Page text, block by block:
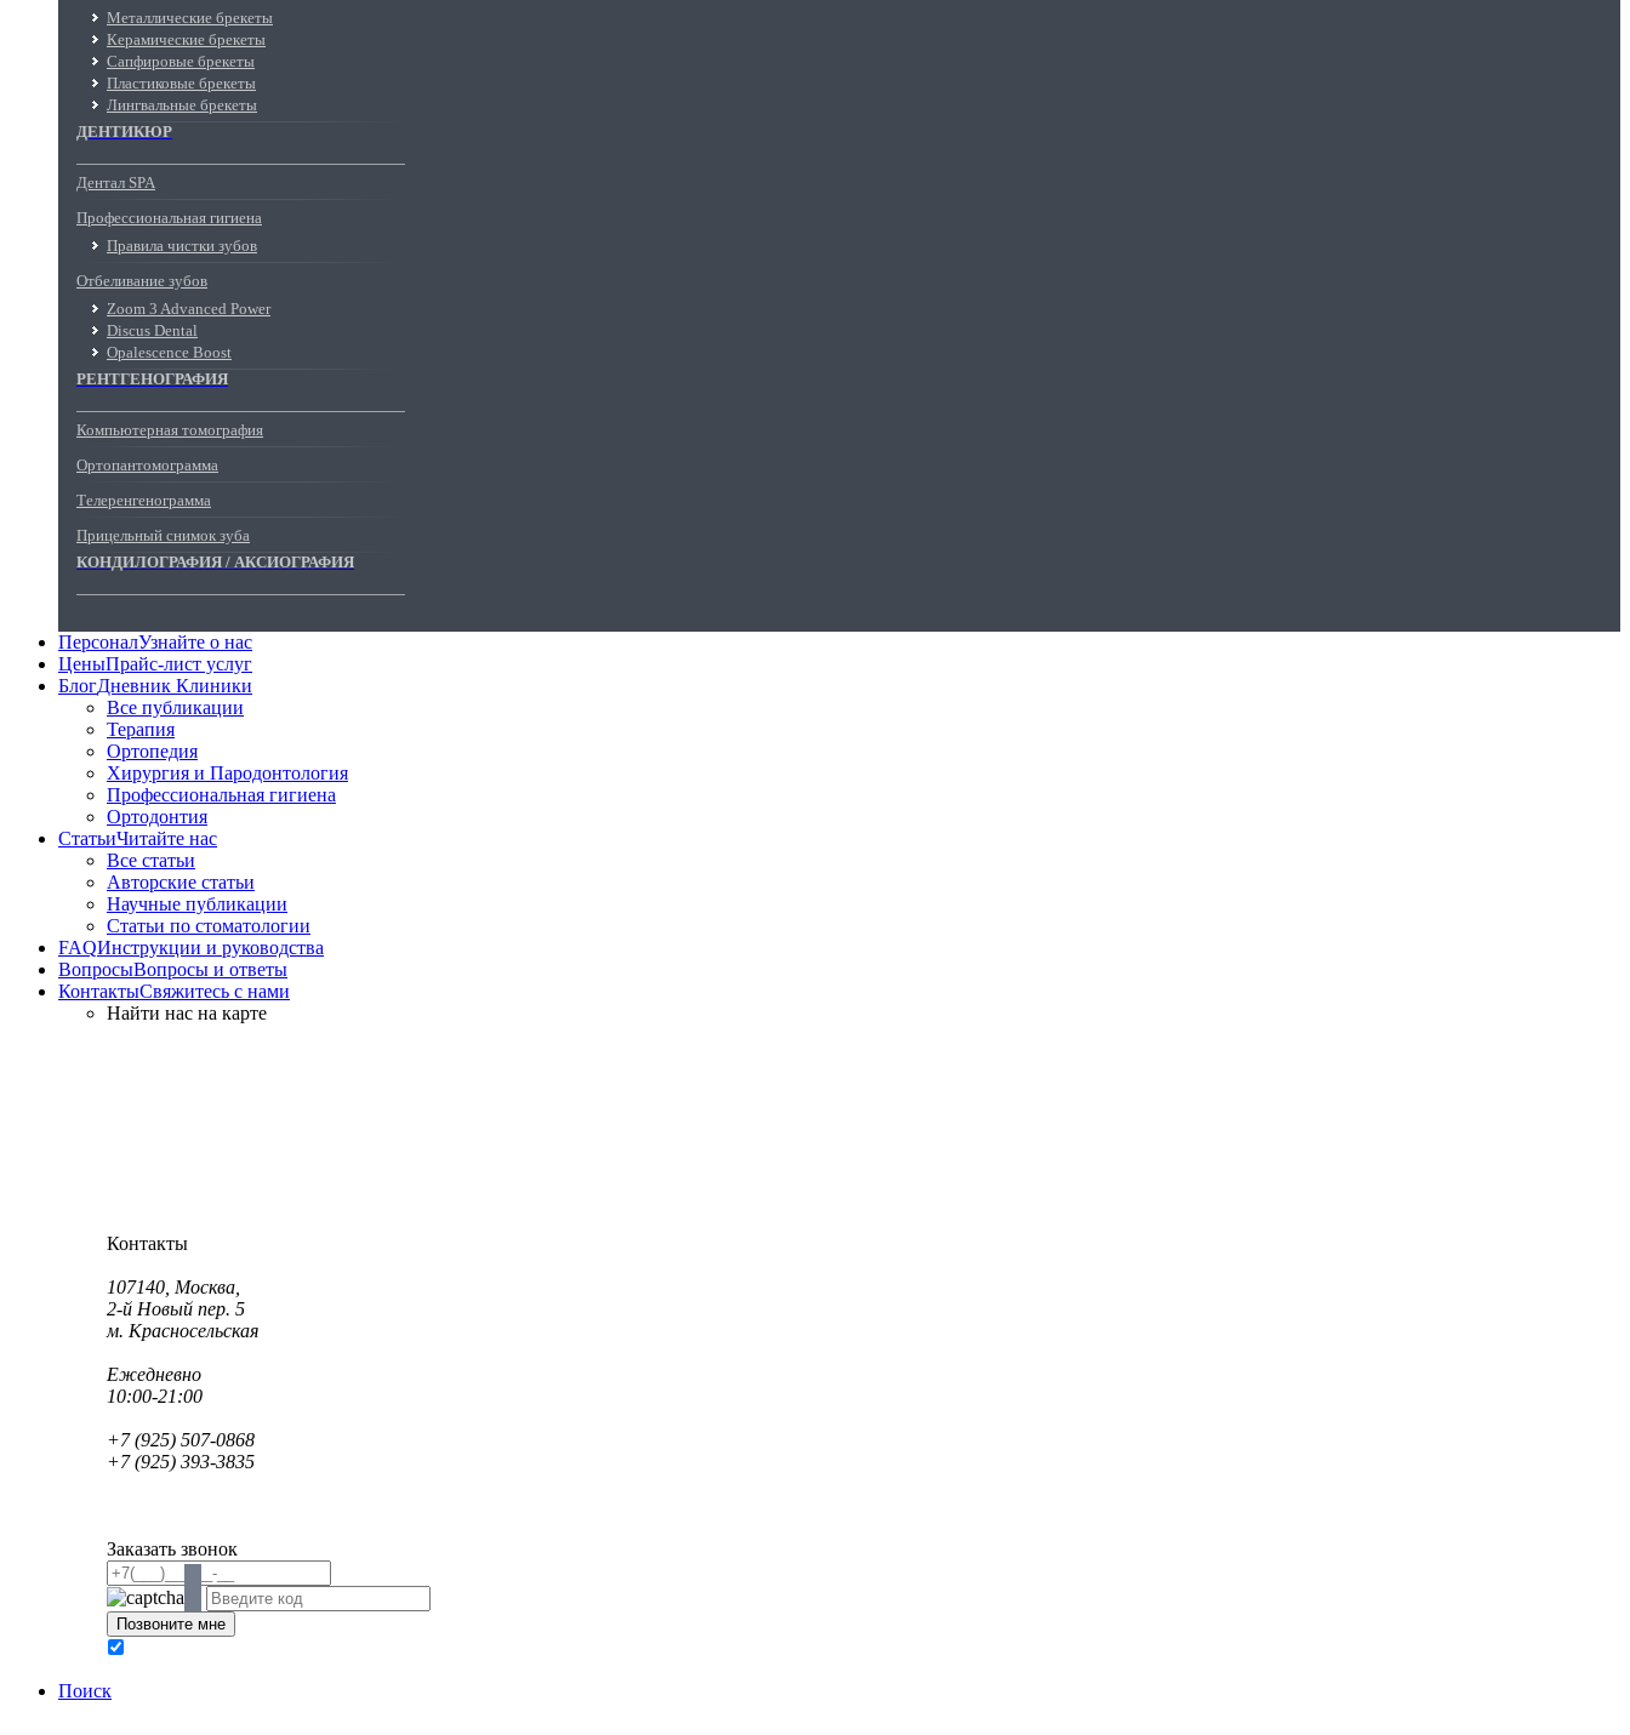
Металлические брекеты
Керамические брекеты
Сапфировые брекеты
Пластиковые брекеты
Лингвальные брекеты
ДЕНТИКЮР
Дентал SPA
Профессиональная гигиена
Правила чистки зубов
Отбеливание зубов
Zoom 3 Advanced Power
Discus Dental
Opalescence Boost
РЕНТГЕНОГРАФИЯ
Компьютерная томография
Ортопантомограмма
Телеренгенограмма
Прицельный снимок зуба
КОНДИЛОГРАФИЯ / АКСИОГРАФИЯ
ПерсоналУзнайте о нас
ЦеныПрайс-лист услуг
БлогДневник Клиники
Все публикации
Терапия
Ортопедия
Хирургия и Пародонтология
Профессиональная гигиена
Ортодонтия
СтатьиЧитайте нас
Все статьи
Авторские статьи
Научные публикации
Статьи по стоматологии
FAQИнструкции и руководства
ВопросыВопросы и ответы
КонтактыСвяжитесь с нами
Найти нас на карте
Контакты
107140, Москва,
2-й Новый пер. 5
м. Красносельская
Ежедневно
10:00-21:00
+7 (925) 507-0868
+7 (925) 393-3835
Заказать звонок
Поиск